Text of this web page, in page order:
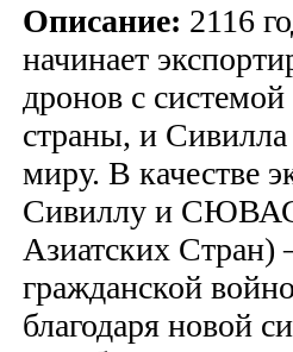
Описание: 2116
начинает
дронов с
страны, и Сивилла
миру. В качестве
Сивиллу и
Азиатских Стран)
гражданской
благодаря новой